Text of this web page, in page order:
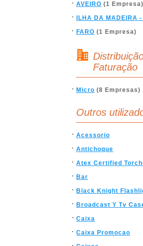
AVEIRO (1 Empresa)
ILHA DA MADEIRA
FARO (1 Empresa)
Faturação
Micro (8 Empresas)
Outros
Acessorio
Antichoque
Atex Certified
Bar
Black Knight
Broadcast Y Tv
Caixa
Caixa Promocao